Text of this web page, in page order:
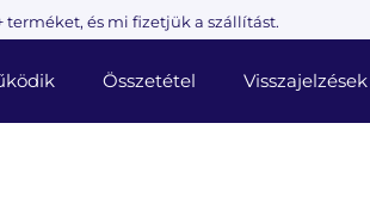
terméket, és mi fizetjük a szállítást.
Összetétel Visszajelzések